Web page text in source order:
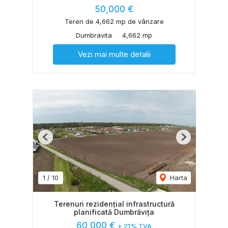
50,000 €
Teren de 4,662 mp de vânzare
Dumbravita
4,662 mp
Vezi mai multe detalii
1 / 10 Harta
Previous Next
Terenuri rezidențial infrastructură
planificată Dumbrăvița
60,000 € + 21% TVA